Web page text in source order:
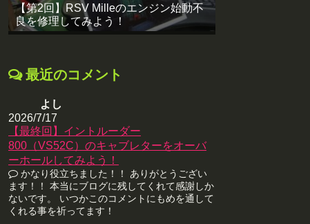
【第2回】RSV Milleのエンジン始動不
良を修理してみよう！
最近のコメント
よし
2026/7/17
【最終回】イントルーダー
800（VS52C）のキャブレターをオーバ
ーホールしてみよう！
かなり役立ちました！！ ありがとうござい
ます！！ 本当にブログに残してくれて感謝しか
ないです。 いつかこのコメントにもめを通して
くれる事を祈ってます！